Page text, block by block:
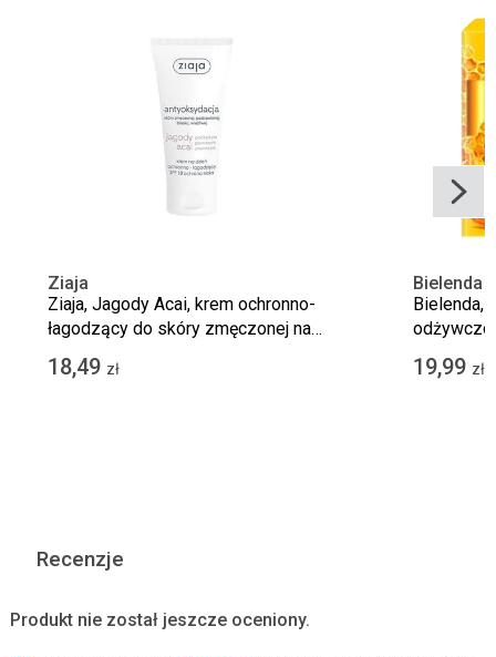
Ziaja
Ziaja, Jagody Acai, krem ochronno-
łagodzący do skóry zmęczonej na
dzień, SPF 10, 50 ml
18,49 zł
Bielenda
Bielenda,
i na noc,
19,99 zł
Recenzje
Produkt nie został jeszcze oceniony.